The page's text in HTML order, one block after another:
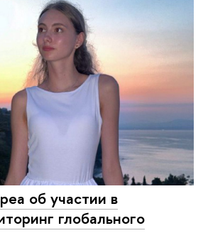
об участии в
глобального